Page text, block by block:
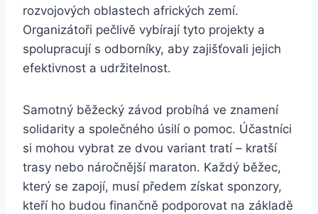
rozvojových oblastech afrických zemí.
Organizátoři pečlivě vybírají tyto projekty a
spolupracují s odborníky, aby zajišťovali jejich
efektivnost a udržitelnost.
Samotný běžecký závod probíhá ve znamení
solidarity a společného úsilí o pomoc. Účastníci
si mohou vybrat ze dvou variant tratí – kratší
trasy nebo náročnější maraton. Každý běžec,
který se zapojí, musí předem získat sponzory,
kteří ho budou finančně podporovat na základě